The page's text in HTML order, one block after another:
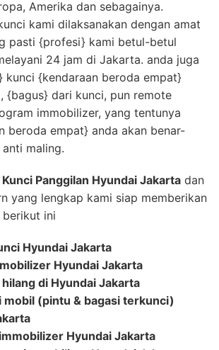
Amerika dan sebagainya.
kami dilaksanakan dengan amat
pasti {profesi} kami betul-betul
24 jam di Jakarta. anda juga
kunci {kendaraan beroda empat}
{bagus} dari kunci, pun remote
immobilizer, yang tentunya
beroda empat} anda akan benar-
maling.
Panggilan Hyundai Jakarta dan
yang lengkap kami siap memberikan
berikut ini
Hyundai Jakarta
Hyundai Jakarta
di Hyundai Jakarta
mobil (pintu & bagasi terkunci)
Hyundai Jakarta